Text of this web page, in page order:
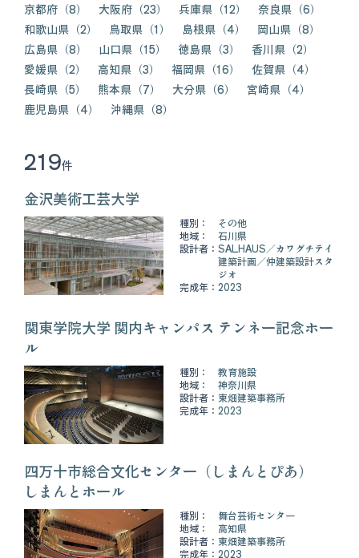
京都府（8）
大阪府（23） 兵庫県（12）
奈良県（6）
和歌山県（2）
鳥取県（1） 島根県（4）
岡山県（8）
広島県（8）
山口県（15） 徳島県（3）
香川県（2）
愛媛県（2）
高知県（3） 福岡県（16）
佐賀県（4）
長崎県（5）
熊本県（7） 大分県（6）
宮崎県（4）
鹿児島県（4）
沖縄県（8）
219件
金沢美術工芸大学
種別：
その他
地域：
石川県
設計者： SALHAUS
カワグチテイ
建築計画
仲建築設計スタ
ジオ
完成年： 2023
関東学院大学 関内キャンパス テンネー記念ホー
ル
種別：
教育施設
地域：
神奈川県
設計者： 東畑建築事務所
完成年： 2023
四万十市総合文化センター（しまんとぴあ）
しまんとホール
種別：
舞台芸術センター
地域：
高知県
設計者： 東畑建築事務所
完成年： 2023